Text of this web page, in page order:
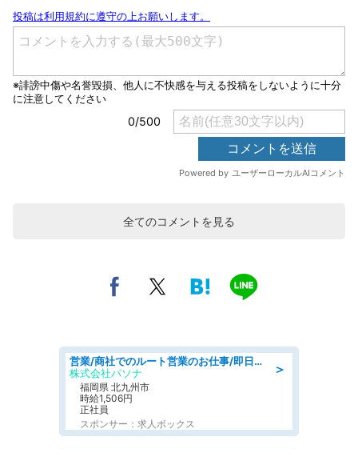
全てのコメントを見る
＞
営業/商社でのルート営業のお仕事/即日勤務可/車通勤可/営業
株式会社パソナ
福岡県 北九州市
時給1,506円
正社員
スポンサー：求人ボックス